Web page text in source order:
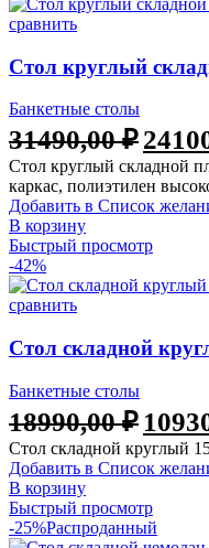
сравнить
Стол круглый
Банкетные столы
31490,00₽
Стол круглый складной
каркас, полиэтилен
Добавить в Список
В корзину
Быстрый просмотр
-42%
сравнить
Стол складной
Банкетные столы
18990,00₽
Стол складной круглый
Добавить в Список
В корзину
Быстрый просмотр
-25%Распроданный